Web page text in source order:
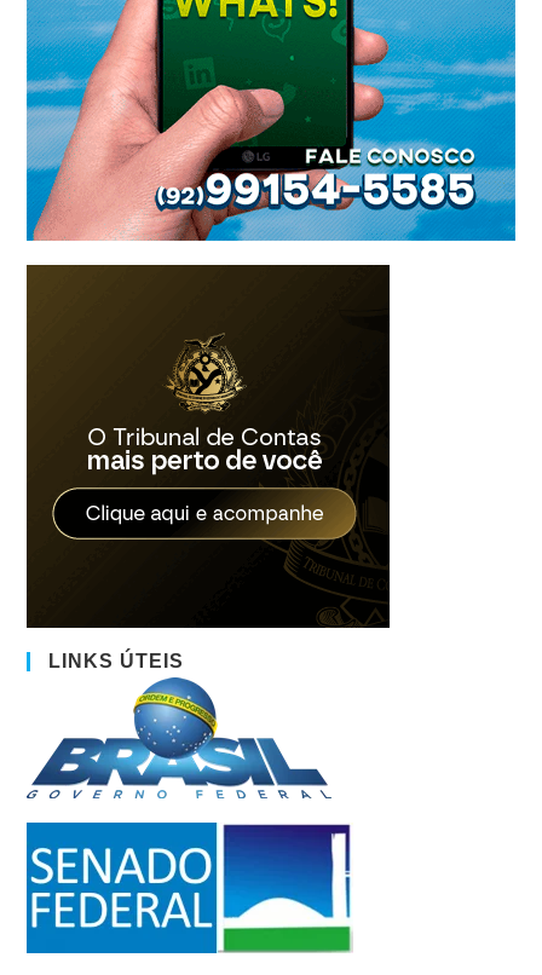
LINKS ÚTEIS